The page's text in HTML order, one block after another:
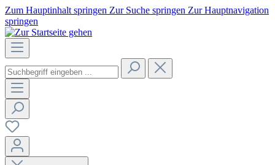
Zum Hauptinhalt springen Zur Suche springen Zur Hauptnavigation
springen